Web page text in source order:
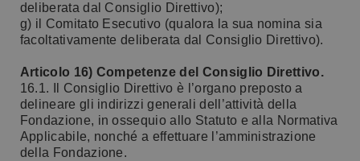
deliberata dal Consiglio Direttivo);
g) il Comitato Esecutivo (qualora la sua nomina sia
facoltativamente deliberata dal Consiglio Direttivo).
Articolo 16) Competenze del Consiglio Direttivo.
16.1. Il Consiglio Direttivo è l’organo preposto a
delineare gli indirizzi generali dell’attività della
Fondazione, in ossequio allo Statuto e alla Normativa
Applicabile, nonché a effettuare l’amministrazione
della Fondazione.